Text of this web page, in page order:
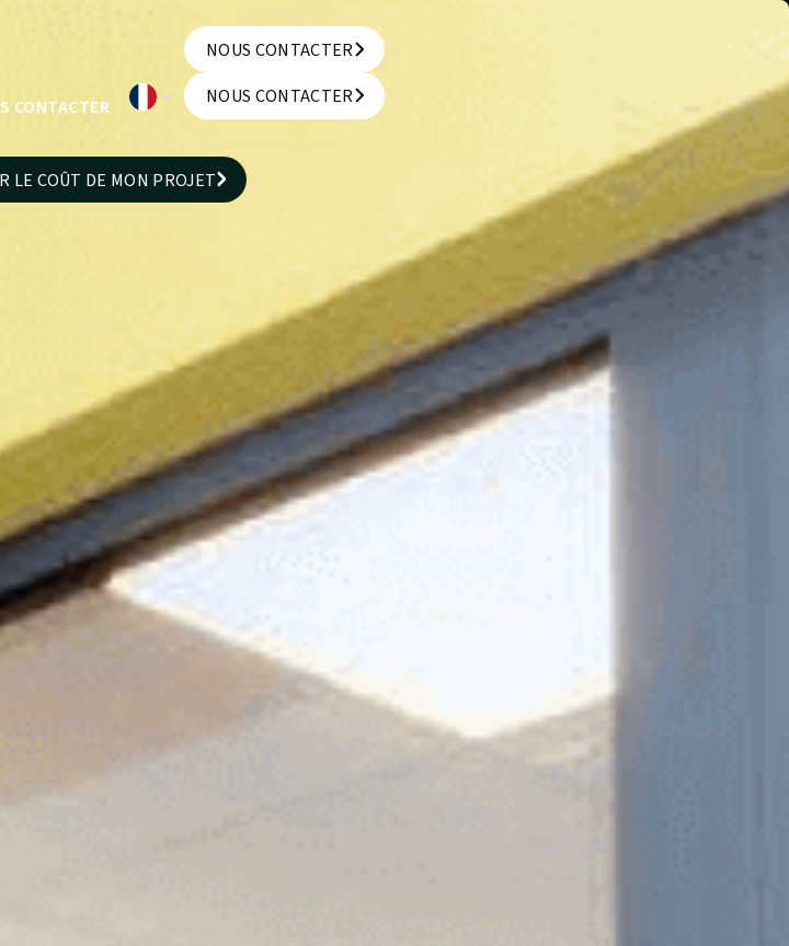
CONTACTER
NOUS CONTACTER
NOUS CONTACTER
NOUS CONTACTER
LE COÛT DE MON PROJET
LE COÛT DE MON PROJET